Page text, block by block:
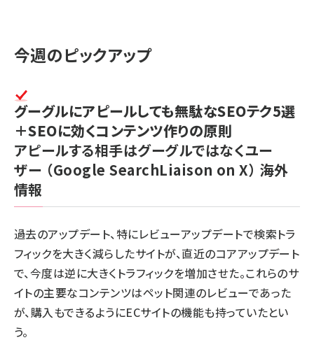
今週のピックアップ
グーグルにアピールしても無駄なSEOテク5選
＋SEOに効くコンテンツ作りの原則
アピールする相手はグーグルではなくユー
ザー （Google SearchLiaison on X） 海外
情報
過去のアップデート、特にレビューアップデートで検索トラ
フィックを大きく減らしたサイトが、直近のコアアップデート
で、今度は逆に大きくトラフィックを増加させた。これらのサ
イトの主要なコンテンツはペット関連のレビューであった
が、購入もできるようにECサイトの機能も持っていたとい
う。